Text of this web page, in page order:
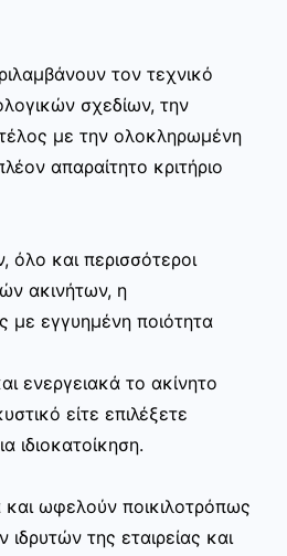
τον τεχνικό
σχεδίων, την
με την ολοκληρωμένη
απαραίτητο κριτήριο
και περισσότεροι
ακινήτων, η
με εγγυημένη ποιότητα
ενεργειακά το ακίνητο
είτε επιλέξετε
ιδιοκατοίκηση.
και ωφελούν ποικιλοτρόπως
της εταιρείας και